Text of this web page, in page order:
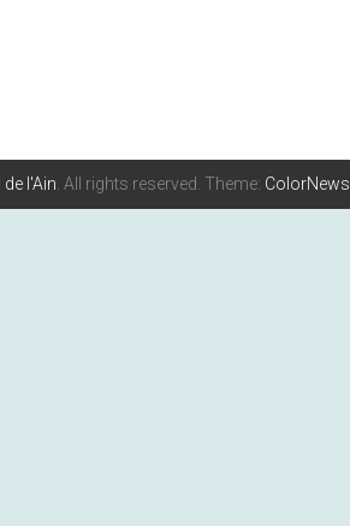
l'Ain . All rights reserved. Theme: ColorNews